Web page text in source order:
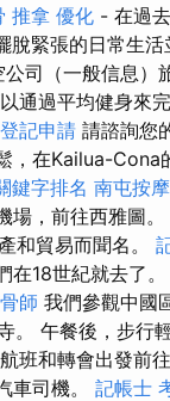
推拿 優化 - 在過
脫緊張的日常生
司（一般信息）
通過平均健身來
記申請 請諮詢您
，在Kailua-Cona
鍵字排名 南屯按摩
場，前往西雅圖
和貿易而聞名。
在18世紀就去了。
師 我們參觀中國
。 午餐後，步行
班和轉會出發前
車司機。 記帳士